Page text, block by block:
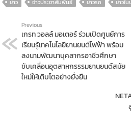
ข่าว ข่าวประชาสัมพันธ์ ข่าวรถ ข่าวใ
Previous
เกรท วอลล์ มอเตอร์ ร่วมเปิดศูนย์การ
เรียนรู้เทคโนโลยียานยนต์ไฟฟ้า พร้อม
ลงนามพัฒนาบุคลากรอาชีวศึกษา
ขับเคลื่อนอุตสาหกรรรมยานยนต์สมัย
ใหม่ให้เติบโตอย่างยั่งยืน